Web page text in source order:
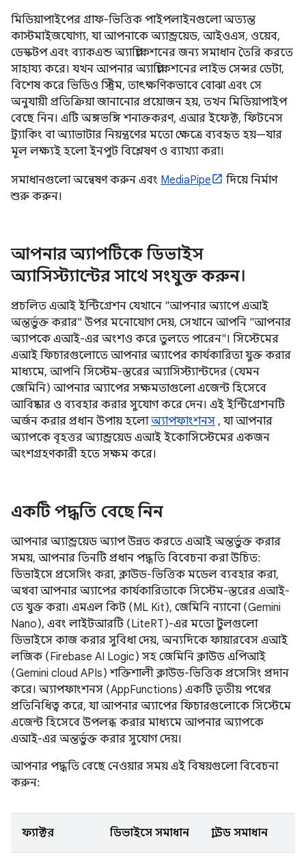
মিডিয়াপাইপের গ্রাফ-ভিত্তিক পাইপলাইনগুলো অত্যন্ত
কাস্টমাইজযোগ্য, যা আপনাকে অ্যান্ড্রয়েড, আইওএস, ওয়েব,
ডেস্কটপ এবং ব্যাকএন্ড অ্যাপ্লিকেশনের জন্য সমাধান তৈরি করতে
সাহায্য করে। যখন আপনার অ্যাপ্লিকেশনের লাইভ সেন্সর ডেটা,
বিশেষ করে ভিডিও স্ট্রিম, তাৎক্ষণিকভাবে বোঝা এবং সে
অনুযায়ী প্রতিক্রিয়া জানানোর প্রয়োজন হয়, তখন মিডিয়াপাইপ
বেছে নিন। এটি অঙ্গভঙ্গি শনাক্তকরণ, এআর ইফেক্ট, ফিটনেস
ট্র্যাকিং বা অ্যাভাটার নিয়ন্ত্রণের মতো ক্ষেত্রে ব্যবহৃত হয়—যার
মূল লক্ষ্যই হলো ইনপুট বিশ্লেষণ ও ব্যাখ্যা করা।
সমাধানগুলো অন্বেষণ করুন এবং MediaPipe
দিয়ে নির্মাণ
শুরু করুন।
আপনার অ্যাপটিকে ডিভাইস
অ্যাসিস্ট্যান্টের সাথে সংযুক্ত করুন।
প্রচলিত এআই ইন্টিগ্রেশন যেখানে "আপনার অ্যাপে এআই
অন্তর্ভুক্ত করার" উপর মনোযোগ দেয়, সেখানে আপনি "আপনার
অ্যাপকে এআই-এর অংশও করে তুলতে পারেন"। সিস্টেমের
এআই ফিচারগুলোতে আপনার অ্যাপের কার্যকারিতা যুক্ত করার
মাধ্যমে, আপনি সিস্টেম-স্তরের অ্যাসিস্ট্যান্টদের (যেমন
জেমিনি) আপনার অ্যাপের সক্ষমতাগুলো এজেন্ট হিসেবে
আবিষ্কার ও ব্যবহার করার সুযোগ করে দেন। এই ইন্টিগ্রেশনটি
অর্জন করার প্রধান উপায় হলোঅ্যাপফাংশনস , যা আপনার
অ্যাপকে বৃহত্তর অ্যান্ড্রয়েড এআই ইকোসিস্টেমের একজন
অংশগ্রহণকারী হতে সক্ষম করে।
একটি পদ্ধতি বেছে নিন
আপনার অ্যান্ড্রয়েড অ্যাপ উন্নত করতে এআই অন্তর্ভুক্ত করার
সময়, আপনার তিনটি প্রধান পদ্ধতি বিবেচনা করা উচিত:
ডিভাইসে প্রসেসিং করা, ক্লাউড-ভিত্তিক মডেল ব্যবহার করা,
অথবা আপনার অ্যাপের কার্যকারিতাকে সিস্টেম-স্তরের এআই-
তে যুক্ত করা। এমএল কিট (ML Kit), জেমিনি ন্যানো (Gemini
Nano), এবং লাইটআরটি (LiteRT)-এর মতো টুলগুলো
ডিভাইসে কাজ করার সুবিধা দেয়, অন্যদিকে ফায়ারবেস এআই
লজিক (Firebase AI Logic) সহ জেমিনি ক্লাউড এপিআই
(Gemini cloud APIs) শক্তিশালী ক্লাউড-ভিত্তিক প্রসেসিং প্রদান
করে। অ্যাপফাংশনস (AppFunctions) একটি তৃতীয় পথের
প্রতিনিধিত্ব করে, যা আপনার অ্যাপের ফিচারগুলোকে সিস্টেমে
এজেন্ট হিসেবে উপলব্ধ করার মাধ্যমে আপনার অ্যাপকে
এআই-এর অন্তর্ভুক্ত করার সুযোগ দেয়।
আপনার পদ্ধতি বেছে নেওয়ার সময় এই বিষয়গুলো বিবেচনা
করুন:
ফ্যাক্টর ডিভাইসে সমাধান ক্লাউড সমাধান